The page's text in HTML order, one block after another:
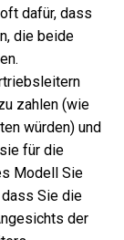
dafür, dass
die beide
zahlen (wie
würden) und
für die
Modell Sie
Sie die
der